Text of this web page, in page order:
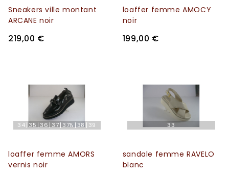
Sneakers ville montant
ARCANE noir
219,00 €
loaffer femme AMOCY
noir
199,00 €
34 35 36 37 37½ 38 39
loaffer femme AMORS
vernis noir
33
sandale femme RAVELO
blanc